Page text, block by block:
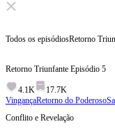
Todos os episódiosRetorno
Retorno Triunfante Episódio 5
4.1K
17.7K
VingançaRetorno do Poderoso
Conflito e Revelação